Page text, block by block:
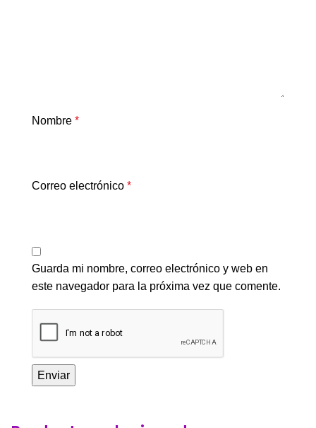
Nombre *
Correo electrónico *
Guarda mi nombre, correo electrónico y web en
este navegador para la próxima vez que comente.